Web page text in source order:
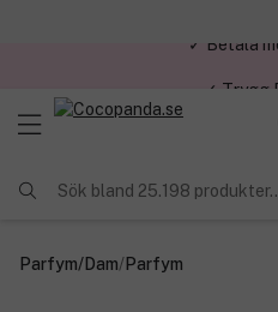
Sök bland 25.198 produkter..
Parfym/Dam/Parfym